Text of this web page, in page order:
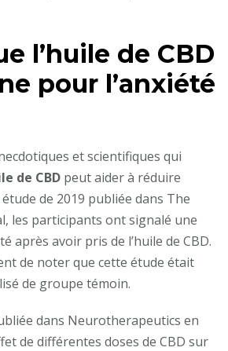
l’huile de CBD
pour l’anxiété
et scientifiques qui
de CBD peut aider à réduire
étude de 2019 publiée dans The
les participants ont signalé une
après avoir pris de l’huile de CBD.
de noter que cette étude était
de groupe témoin.
dans Neurotherapeutics en
de différentes doses de CBD sur